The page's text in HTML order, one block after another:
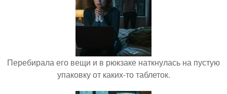
Перебирала его вещи и в рюкзаке наткнулась на пустую
упаковку от каких-то таблеток.